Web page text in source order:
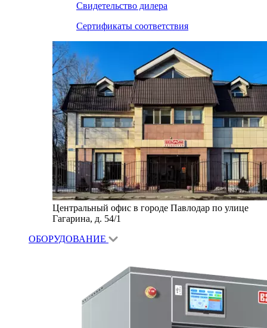
Свидетельство дилера
Сертификаты соответствия
Центральный офис в городе Павлодар по улице
Гагарина, д. 54/1
ОБОРУДОВАНИЕ